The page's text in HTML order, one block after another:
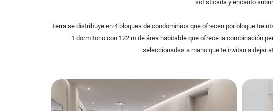
sofisticada y encanto
Terra se distribuye en 4 bloques de condominios que ofrecen por bloque
1 dormitorio con 122 m de área habitable que ofrece la combinación
seleccionadas a mano que te invitan a dejar